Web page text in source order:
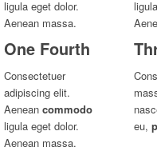
ligula eget dolor.
Aenean massa.
One Fourth
Consectetuer
adipiscing elit.
Aenean commodo
ligula eget dolor.
Aenean massa.
eu,